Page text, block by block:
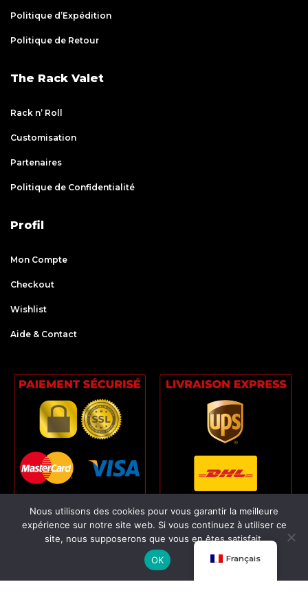
Politique d’Expédition
Politique de Retour
The Rack Valet
Rack n’ Roll
Customisation
Partenaires
Politique de Confidentialité
Profil
Mon Compte
Checkout
Wishlist
Aide & Contact
Français
Nous utilisons des cookies pour vous garantir la meilleure
expérience sur notre site web. Si vous continuez à utiliser ce
site, nous supposerons que vous en êtes satisfait.
OK